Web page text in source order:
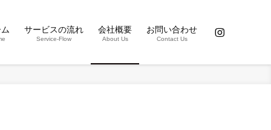
サービスの流れ
Service-Flow
会社概要
About Us
お問い合わせ
Contact Us